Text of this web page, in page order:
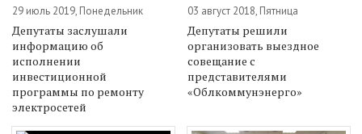
29 июль 2019, Понедельник
Депутаты заслушали
информацию об
исполнении
инвестиционной
программы по ремонту
электросетей
03 август 2018, Пятница
Депутаты решили
организовать выездное
совещание с
представителями
«Облкоммунэнерго»